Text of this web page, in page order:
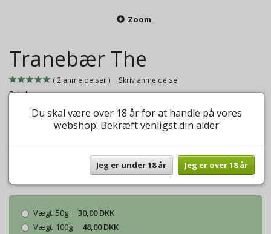
Zoom
Tranebær The
2 anmeldelser Skriv anmeldelse
Pris fra
30,00 DKK
Model/varenr.:
Vægt: 50g
30,00 DKK
Vægt: 100g
48,00 DKK
Du skal være over 18 år for at handle på vores
webshop. Bekræft venligst din alder
Jeg er under 18 år Jeg er over 18 år